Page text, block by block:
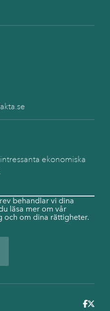
ekonomiska
behandlar vi dina
läsa mer om vår
och om dina rättigheter.